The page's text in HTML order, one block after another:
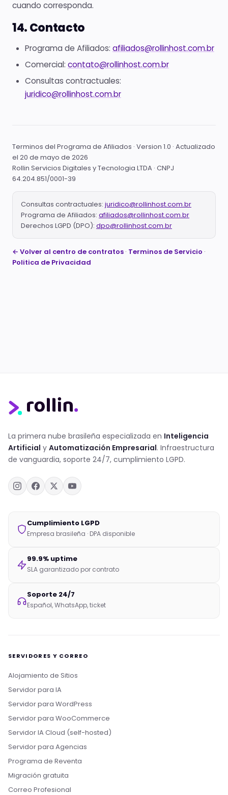
cuando corresponda.
14. Contacto
Programa de Afiliados: afiliados@rollinhost.com.br
Comercial: contato@rollinhost.com.br
Consultas contractuales:
juridico@rollinhost.com.br
Terminos del Programa de Afiliados · Version 1.0 · Actualizado
el 20 de mayo de 2026
Rollin Servicios Digitales y Tecnologia LTDA · CNPJ
64.204.851/0001-39
Consultas contractuales: juridico@rollinhost.com.br
Programa de Afiliados: afiliados@rollinhost.com.br
Derechos LGPD (DPO): dpo@rollinhost.com.br
← Volver al centro de contratos · Terminos de Servicio ·
Politica de Privacidad
La primera nube brasileña especializada en Inteligencia
Artificial y Automatización Empresarial. Infraestructura
de vanguardia, soporte 24/7, cumplimiento LGPD.
Cumplimiento LGPD
Empresa brasileña · DPA disponible
99.9% uptime
SLA garantizado por contrato
Soporte 24/7
Español, WhatsApp, ticket
SERVIDORES Y CORREO
Alojamiento de Sitios
Servidor para IA
Servidor para WordPress
Servidor para WooCommerce
Servidor IA Cloud (self-hosted)
Servidor para Agencias
Programa de Reventa
Migración gratuita
Correo Profesional